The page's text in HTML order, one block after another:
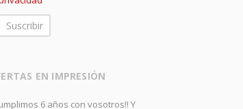
EN IMPRESIÓN
6 años con vosotros!! Y